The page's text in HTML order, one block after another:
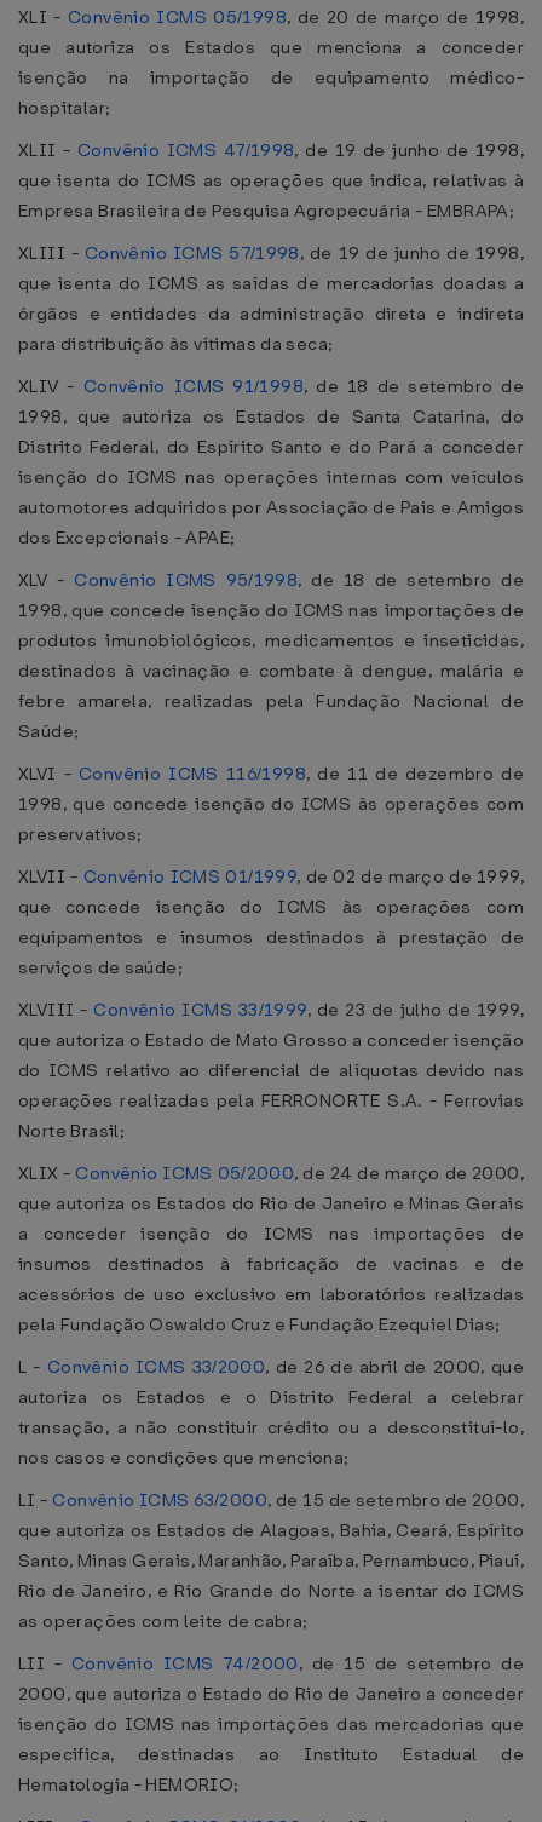
XLI - Convênio ICMS 05/1998, de 20 de março de 1998,
que autoriza os Estados que menciona a conceder
isenção na importação de equipamento médico-
hospitalar;
XLII - Convênio ICMS 47/1998, de 19 de junho de 1998,
que isenta do ICMS as operações que indica, relativas à
Empresa Brasileira de Pesquisa Agropecuária - EMBRAPA;
XLIII - Convênio ICMS 57/1998, de 19 de junho de 1998,
que isenta do ICMS as saídas de mercadorias doadas a
órgãos e entidades da administração direta e indireta
para distribuição às vítimas da seca;
XLIV - Convênio ICMS 91/1998, de 18 de setembro de
1998, que autoriza os Estados de Santa Catarina, do
Distrito Federal, do Espírito Santo e do Pará a conceder
isenção do ICMS nas operações internas com veículos
automotores adquiridos por Associação de Pais e Amigos
dos Excepcionais - APAE;
XLV - Convênio ICMS 95/1998, de 18 de setembro de
1998, que concede isenção do ICMS nas importações de
produtos imunobiológicos, medicamentos e inseticidas,
destinados à vacinação e combate à dengue, malária e
febre amarela, realizadas pela Fundação Nacional de
Saúde;
XLVI - Convênio ICMS 116/1998, de 11 de dezembro de
1998, que concede isenção do ICMS às operações com
preservativos;
XLVII - Convênio ICMS 01/1999, de 02 de março de 1999,
que concede isenção do ICMS às operações com
equipamentos e insumos destinados à prestação de
serviços de saúde;
XLVIII - Convênio ICMS 33/1999, de 23 de julho de 1999,
que autoriza o Estado de Mato Grosso a conceder isenção
do ICMS relativo ao diferencial de alíquotas devido nas
operações realizadas pela FERRONORTE S.A. - Ferrovias
Norte Brasil;
XLIX - Convênio ICMS 05/2000, de 24 de março de 2000,
que autoriza os Estados do Rio de Janeiro e Minas Gerais
a conceder isenção do ICMS nas importações de
insumos destinados à fabricação de vacinas e de
acessórios de uso exclusivo em laboratórios realizadas
pela Fundação Oswaldo Cruz e Fundação Ezequiel Dias;
L - Convênio ICMS 33/2000, de 26 de abril de 2000, que
autoriza os Estados e o Distrito Federal a celebrar
transação, a não constituir crédito ou a desconstituí-lo,
nos casos e condições que menciona;
LI - Convênio ICMS 63/2000, de 15 de setembro de 2000,
que autoriza os Estados de Alagoas, Bahia, Ceará, Espírito
Santo, Minas Gerais, Maranhão, Paraíba, Pernambuco, Piauí,
Rio de Janeiro, e Rio Grande do Norte a isentar do ICMS
as operações com leite de cabra;
LII - Convênio ICMS 74/2000, de 15 de setembro de
2000, que autoriza o Estado do Rio de Janeiro a conceder
isenção do ICMS nas importações das mercadorias que
especifica, destinadas ao Instituto Estadual de
Hematologia - HEMORIO;